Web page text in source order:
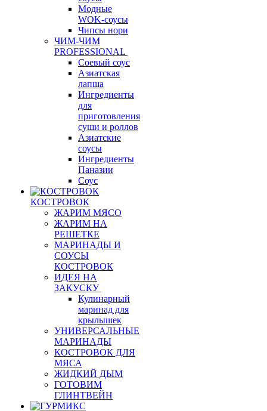
Модные
WOK-соусы
Чипсы нори
ЧИМ-ЧИМ
PROFESSIONAL
Соевый соус
Азиатская
лапша
Ингредиенты
для
приготовления
суши и роллов
Азиатские
соусы
Ингредиенты
Паназии
Соус
КОСТРОВОК
ЖАРИМ МЯСО
ЖАРИМ НА
РЕШЕТКЕ
МАРИНАДЫ И
СОУСЫ
КОСТРОВОК
ИДЕЯ НА
ЗАКУСКУ
Кулинарный
маринад для
крылышек
УНИВЕРСАЛЬНЫЕ
МАРИНАДЫ
КОСТРОВОК ДЛЯ
МЯСА
ЖИДКИЙ ДЫМ
ГОТОВИМ
ГЛИНТВЕЙН